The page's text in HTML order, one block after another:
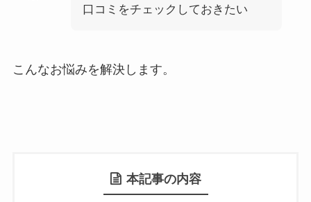
口コミをチェックしておきたい
こんなお悩みを解決します。
本記事の内容